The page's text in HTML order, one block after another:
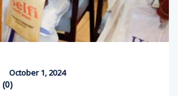
October 1, 2024
(0)